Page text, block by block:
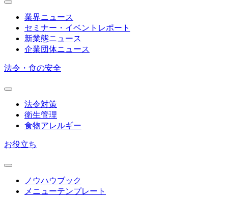
業界ニュース
セミナー・イベントレポート
新業態ニュース
企業団体ニュース
法令・食の安全
法令対策
衛生管理
食物アレルギー
お役立ち
ノウハウブック
メニューテンプレート